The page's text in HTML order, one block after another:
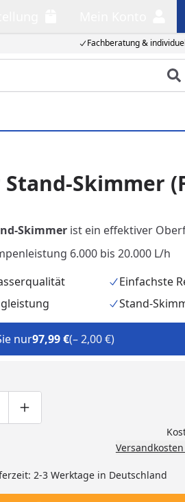
Fachberatung &
Skimmer
Skimmer ist ein effektiver
6.000 bis 20.000 L/h
Einfachste
Stand-
nur97,99 €(– 2,00 €)
um eins verringern
manuell eingeben
Produktmenge um eins
2-3 Werktage in Deutschland